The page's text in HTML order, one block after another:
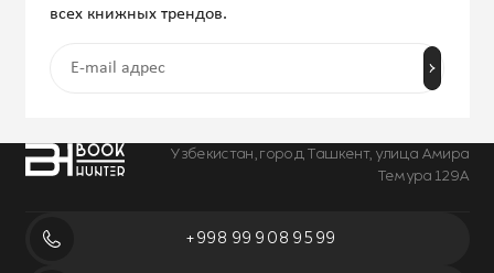
Узбекистан, город Ташкент, улица Амира
Темура 129А
+998 99 908 95 99
всех книжных трендов.